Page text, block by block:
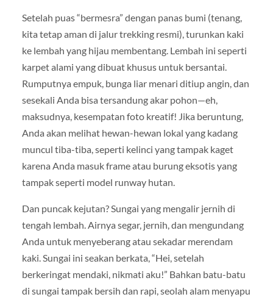
Setelah puas “bermesra” dengan panas bumi (tenang,
kita tetap aman di jalur trekking resmi), turunkan kaki
ke lembah yang hijau membentang. Lembah ini seperti
karpet alami yang dibuat khusus untuk bersantai.
Rumputnya empuk, bunga liar menari ditiup angin, dan
sesekali Anda bisa tersandung akar pohon—eh,
maksudnya, kesempatan foto kreatif! Jika beruntung,
Anda akan melihat hewan-hewan lokal yang kadang
muncul tiba-tiba, seperti kelinci yang tampak kaget
karena Anda masuk frame atau burung eksotis yang
tampak seperti model runway hutan.
Dan puncak kejutan? Sungai yang mengalir jernih di
tengah lembah. Airnya segar, jernih, dan mengundang
Anda untuk menyeberang atau sekadar merendam
kaki. Sungai ini seakan berkata, “Hei, setelah
berkeringat mendaki, nikmati aku!” Bahkan batu-batu
di sungai tampak bersih dan rapi, seolah alam menyapu